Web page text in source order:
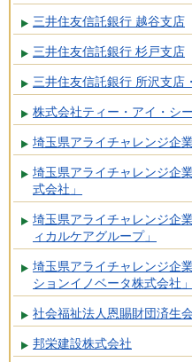
三井住友信託銀行 越谷支店
三井住友信託銀行 杉戸支店
三井住友信託銀行 所沢支店
株式会社ティー・アイ・シー
埼玉県アライチャレンジ企
埼玉県アライチャレンジ企
式会社」
埼玉県アライチャレンジ企
ィカルケアグループ」
埼玉県アライチャレンジ企
ションイノベータ株式会社」
社会福祉法人恩賜財団済生
邦栄建設株式会社